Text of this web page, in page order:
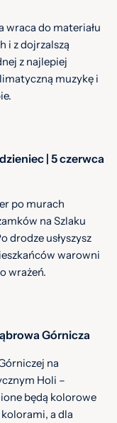
wraca do materiału
i z dojrzalszą
z najlepiej
muzykę i
| 5 czerwca
po murach
na Szlaku
drodze usłyszysz
warowni
wrażeń.
Górnicza
na
Holi –
będą kolorowe
a dla